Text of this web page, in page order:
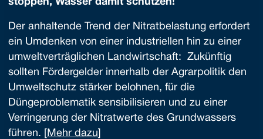
stoppen, Wasser damit schützen!
Der anhaltende Trend der Nitratbelastung erfordert
ein Umdenken von einer industriellen hin zu einer
umweltverträglichen Landwirtschaft: Zukünftig
sollten Fördergelder innerhalb der Agrarpolitik den
Umweltschutz stärker belohnen, für die
Düngeproblematik sensibilisieren und zu einer
Verringerung der Nitratwerte des Grundwassers
führen. [
Mehr dazu